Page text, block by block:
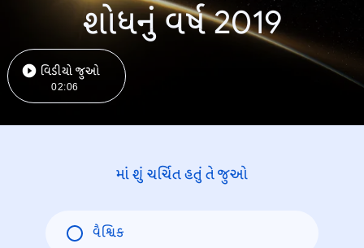
શોધનું વર્ષ 2019
વિડીયો જુઓ
02:06
માં શું ચર્ચિત હતું તે જુઓ
વૈશ્વિક